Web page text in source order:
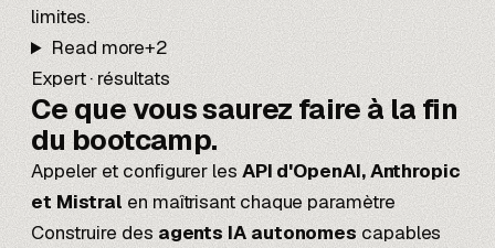
limites.
Read more+2
Expert · résultats
Ce que vous saurez faireà la fin
du bootcamp.
Appeler et configurer lesAPI d'OpenAI, Anthropic
et Mistralen maîtrisant chaque paramètre
Construire desagents IA autonomes capables